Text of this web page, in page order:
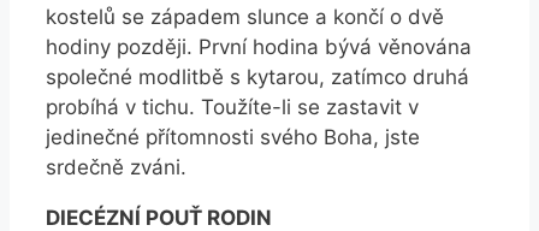
kostelů se západem slunce a končí o dvě
hodiny později. První hodina bývá věnována
společné modlitbě s kytarou, zatímco druhá
probíhá v tichu. Toužíte-li se zastavit v
jedinečné přítomnosti svého Boha, jste
srdečně zváni.
DIECÉZNÍ POUŤ RODIN